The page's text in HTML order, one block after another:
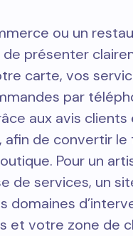
ou un
de présenter
carte, vos
par
aux avis
afin de convertir le
Pour un
de services, un
domaines
et votre zone de